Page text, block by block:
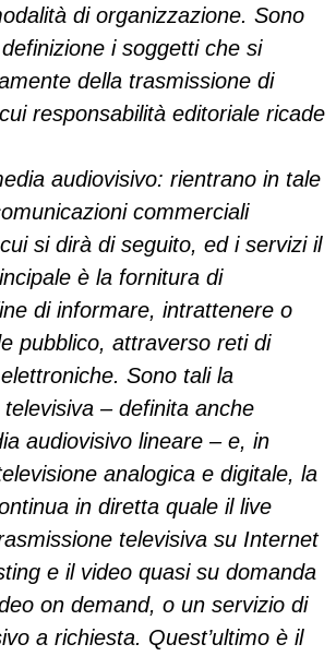
di organizzazione. Sono
i soggetti che si
della trasmissione di
responsabilità editoriale ricade
audiovisivo: rientrano in tale
commerciali
si dirà di seguito, ed i servizi il
è la fornitura di
di informare, intrattenere o
pubblico, attraverso reti di
Sono tali la
– definita anche
audiovisivo lineare – e, in
analogica e digitale, la
in diretta quale il live
televisiva su Internet
e il video quasi su domanda
on demand, o un servizio di
a richiesta. Quest’ultimo è il